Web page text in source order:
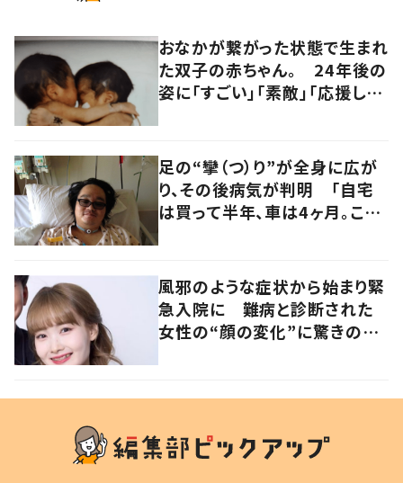
おなかが繋がった状態で生まれ
た双子の赤ちゃん。 24年後の
姿に「すごい」「素敵」「応援して
足の“攣（つ）り”が全身に広が
り、その後病気が判明 「自宅
は買って半年、車は4ヶ月。この
聞いた
風邪のような症状から始まり緊
急入院に 難病と診断された
女性の“顔の変化”に驚きの